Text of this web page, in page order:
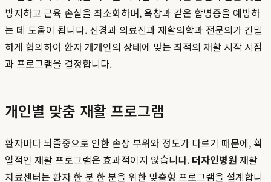
방지하고 근육 손실을 최소화하며, 욕창과 같은 합병증을 예방하
는 데 도움이 됩니다. 신경과 의료진과 재활의학과 전문의가 긴밀
하게 협의하여 환자 개개인의 상태에 맞는 최적의 재활 시작 시점
과 프로그램을 결정합니다.
개인별 맞춤 재활 프로그램
환자마다 뇌졸중으로 인한 손상 부위와 정도가 다르기 때문에, 획
일적인 재활 프로그램은 효과적이지 않습니다. 더자인병원 재활
치료센터는 환자 한 분 한 분을 위한 맞춤형 프로그램을 설계합니